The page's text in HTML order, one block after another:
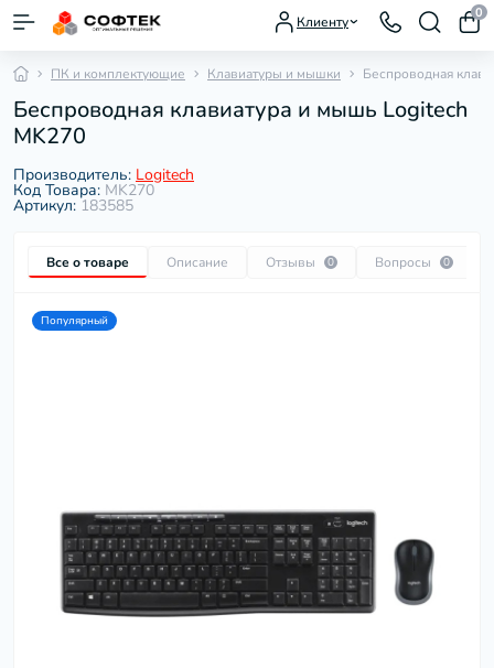
Клиенту
0
ПК и комплектующие Клавиатуры и мышки Беспроводная
Беспроводная клавиатура и мышь Logitech
MK270
Производитель: Logitech
Код Товара: MK270
Артикул: 183585
Все о товаре Описание Отзывы 0 Вопросы 0
Популярный